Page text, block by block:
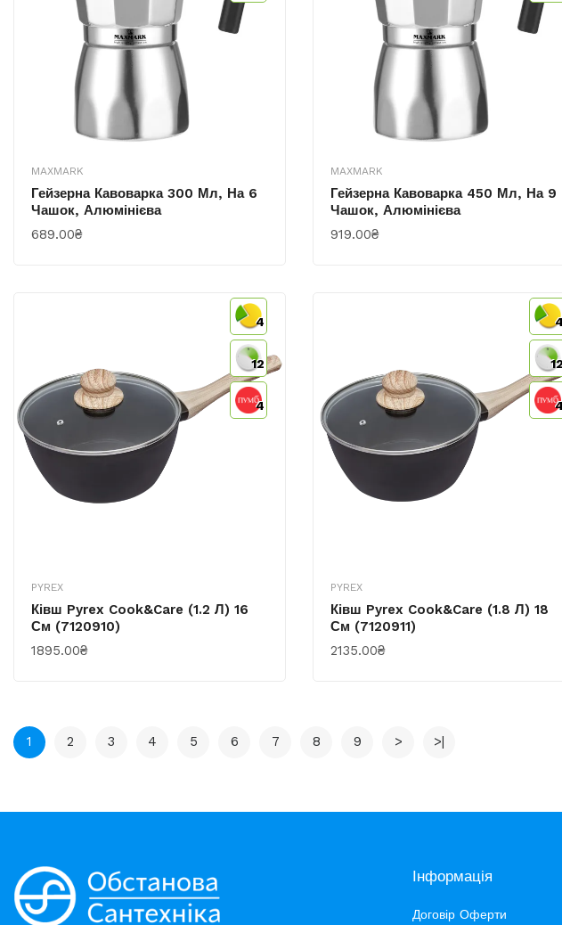
MAXMARK
Гейзерна Кавоварка 300 Мл, На 6
Чашок, Алюмінієва
689.00₴
КУПИТИ
MAXMARK
Гейзерна Кавоварка 450 Мл, На 9
Чашок, Алюмінієва
919.00₴
КУПИТИ
4
12
4
PYREX
Ківш Pyrex Cook&Care (1.2 Л) 16
См (7120910)
1895.00₴
КУПИТИ
4
12
4
PYREX
Ківш Pyrex Cook&Care (1.8 Л) 18
См (7120911)
2135.00₴
КУПИТИ
1 2 3 4 5 6 7 8 9 > >|
Інформація
Договір Оферти